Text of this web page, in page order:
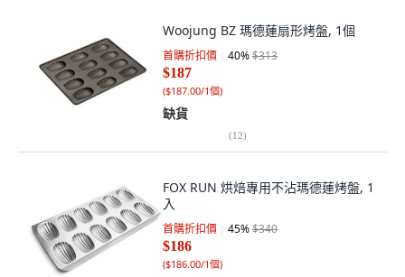
Woojung BZ 瑪德蓮扇形烤盤, 1個
首購折扣價 40%$313
$187
($187.00/1個)
缺貨
(12)
FOX RUN 烘焙專用不沾瑪德蓮烤盤, 1
入
首購折扣價 45%$340
$186
($186.00/1個)